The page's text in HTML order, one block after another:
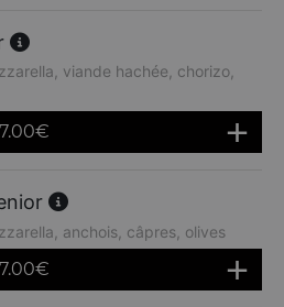
viande hachée, chorizo,
€
anchois, câpres, olives
€